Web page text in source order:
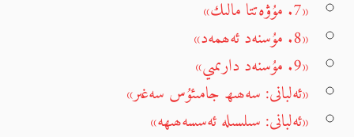
«7. مۇۋەتتا مالىك»
«8. مۇسنەد ئەھمەد»
«9. مۇسنەد دارىمىي»
«ئەلبانى: سەھىھ جامىئۇس سەغىر»
«ئەلبانى: سىلسىلە ئەسسەھىھە»